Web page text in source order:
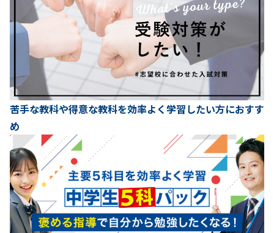
苦手な教科や得意な教科を効率よく学習したい方におすす
め